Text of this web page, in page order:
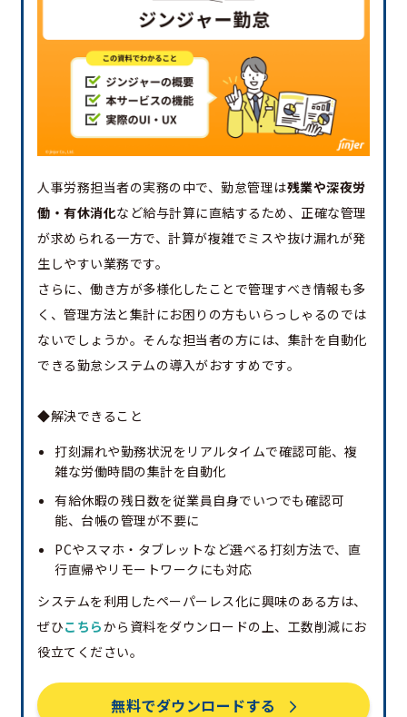
人事労務担当者の実務の中で、勤怠管理は残業や深夜労
働・有休消化など給与計算に直結するため、正確な管理
が求められる一方で、計算が複雑でミスや抜け漏れが発
生しやすい業務です。
さらに、働き方が多様化したことで管理すべき情報も多
く、管理方法と集計にお困りの方もいらっしゃるのでは
ないでしょうか。そんな担当者の方には、集計を自動化
できる勤怠システムの導入がおすすめです。
◆解決できること
打刻漏れや勤務状況をリアルタイムで確認可能、複
雑な労働時間の集計を自動化
有給休暇の残日数を従業員自身でいつでも確認可
能、台帳の管理が不要に
PCやスマホ・タブレットなど選べる打刻方法で、直
行直帰やリモートワークにも対応
システムを利用したペーパーレス化に興味のある方は、
ぜひこちらから資料をダウンロードの上、工数削減にお
役立てください。
無料でダウンロードする